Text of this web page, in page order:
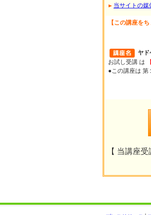
当サイトの媒
【この講座を
ヤド
お試し受講 は
●この講座は 第
【 当講座